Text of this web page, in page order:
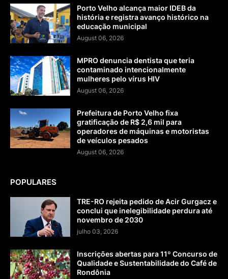
Porto Velho alcança maior IDEB da
história e registra avanço histórico na
educação municipal
August 06, 2026
MPRO denuncia dentista que teria
contaminado intencionalmente
mulheres pelo vírus HIV
August 06, 2026
Prefeitura de Porto Velho fixa
gratificação de R$ 2,6 mil para
operadores de máquinas e motoristas
de veículos pesados
August 06, 2026
POPULARES
TRE-RO rejeita pedido de Acir Gurgacz e
conclui que inelegibilidade perdura até
novembro de 2030
julho 03, 2026
Inscrições abertas para 11º Concurso de
Qualidade e Sustentabilidade do Café de
Rondônia